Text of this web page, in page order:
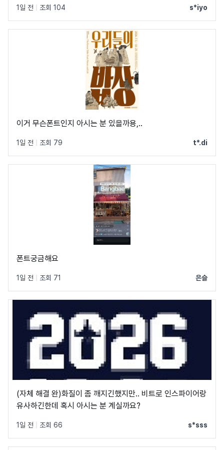
1일 전 조회 104 s*iyo
이거 무슨폰트인지 아시는 분 있을까용,..
1일 전 조회 79 t*.di
폰트궁금해요
1일 전 조회 71 은슬
(자체 해결 완)화질이 좀 깨지긴했지만.. 비트로 인스파이어랑
유사하긴한데 혹시 아시는 분 계실까요?
1일 전 조회 66 s*sss